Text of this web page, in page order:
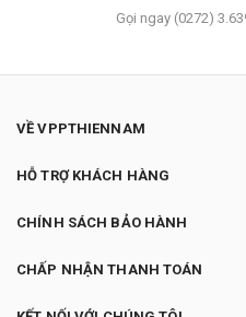
Gọi ngay (0272)
VỀ VPPTHIENNAM
HỖ TRỢ KHÁCH HÀNG
CHÍNH SÁCH BẢO HÀNH
CHẤP NHẬN THANH TOÁN